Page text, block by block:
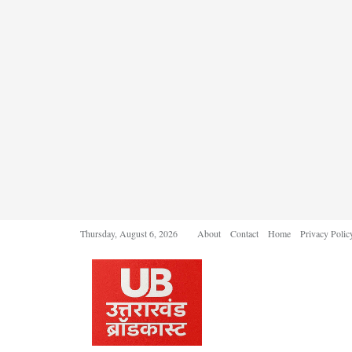
Thursday, August 6, 2026 About Contact Home Privacy